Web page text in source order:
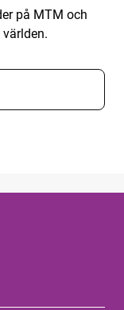
på MTM och